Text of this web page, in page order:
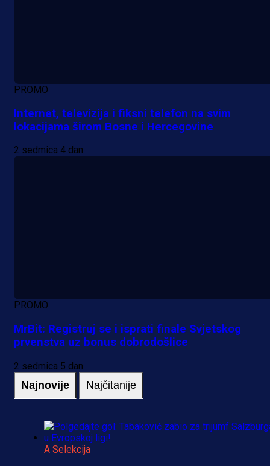
PROMO
Internet, televizija i fiksni telefon na svim
lokacijama širom Bosne i Hercegovine
2 sedmica 4 dan
PROMO
MrBit: Registruj se i isprati finale Svjetskog
prvenstva uz bonus dobrodošlice
2 sedmica 5 dan
Najnovije Najčitanije
A Selekcija